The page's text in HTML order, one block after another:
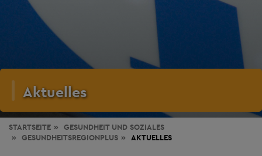
Aktuelles
STARTSEITE GESUNDHEIT UND SOZIALES
GESUNDHEITSREGIONPLUS
AKTUELLES